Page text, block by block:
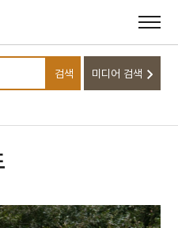
검색어를 입력하세요
검색 미디어 검색